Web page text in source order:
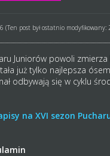
(Ten post był ostatnio
Juniorów powoli zmierza
już tylko najlepsza
odbywają się w cyklu
na XVI sezon